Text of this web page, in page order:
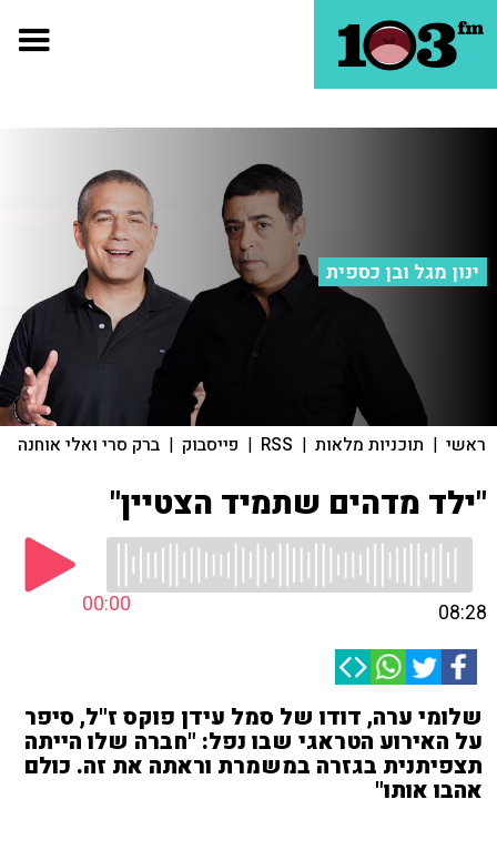
ינון מגל ובן כספית
ראשי | תוכניות מלאות |
RSS
| פייסבוק | ברק סרי ואלי אוחנה
"ילד מדהים שתמיד הצטיין"
00:00 08:28
שלומי ערה, דודו של סמל עידן פוקס ז"ל, סיפר
על האירוע הטראגי שבו נפל: "חברה שלו הייתה
תצפיתנית בגזרה במשמרת וראתה את זה. כולם
אהבו אותו"